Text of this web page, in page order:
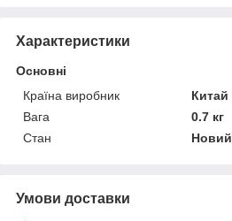
Характеристики
Основні
Країна виробник
Китай
Вага
0.7 кг
Стан
Новий
Умови доставки